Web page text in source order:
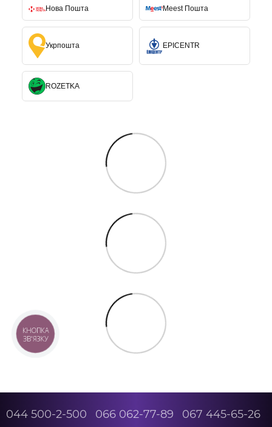
Нова Пошта Meest Пошта
Укрпошта EPICENTR
ROZETKA
044 500-2-500 066 062-77-89 067 445-65-26
КНОПКА
ЗВ'ЯЗКУ